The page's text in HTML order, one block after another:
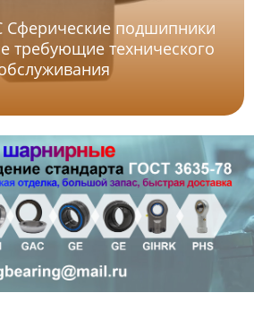
Сферические подшипники
требующие технического